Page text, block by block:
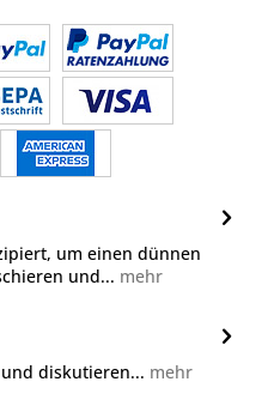
um einen dünnen
und... mehr
diskutieren... mehr